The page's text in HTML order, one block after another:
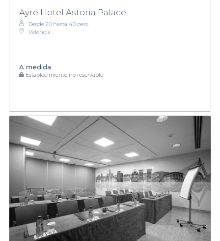
Ayre Hotel Astoria Palace
Desde 20 hasta 40 pers.
València
A medida
Establecimiento no reservable